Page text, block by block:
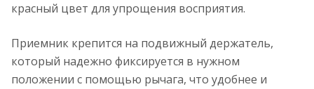
красный цвет для упрощения восприятия.
Приемник крепится на подвижный держатель,
который надежно фиксируется в нужном
положении с помощью рычага, что удобнее и